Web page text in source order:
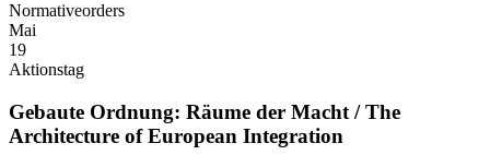
Normativeorders
Mai
19
Aktionstag
Gebaute Ordnung: Räume der Macht / The
Architecture of European Integration